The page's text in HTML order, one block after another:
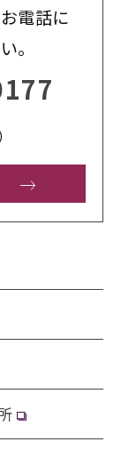
電話に
。